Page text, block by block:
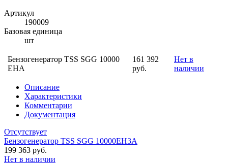
Артикул
190009
Базовая единица
шт
Бензогенератор TSS SGG 10000
EHA
161 392
руб.
Нет в
наличии
Описание
Характеристики
Комментарии
Документация
Отсутствует
Бензогенератор TSS SGG 10000EH3A
199 363 руб.
Нет в наличии